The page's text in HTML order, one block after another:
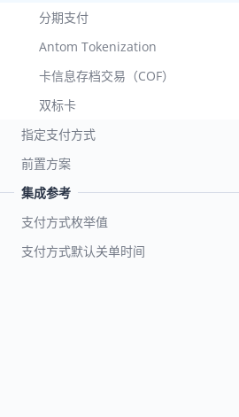
分期支付
Antom Tokenization
卡信息存档交易（COF）
双标卡
指定支付方式
前置方案
集成参考
支付方式枚举值
支付方式默认关单时间